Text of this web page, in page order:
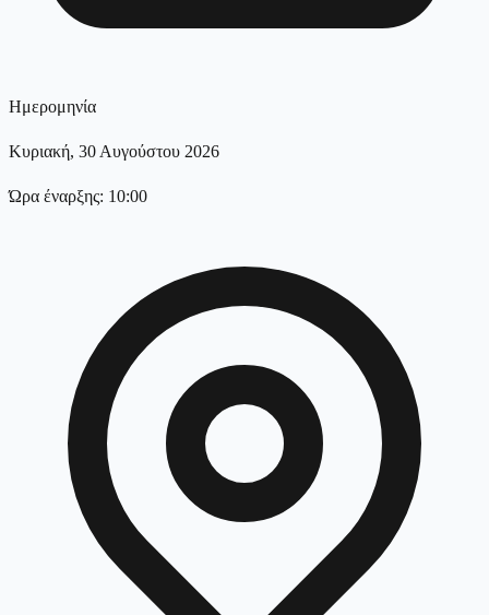
Ημερομηνία
Κυριακή, 30 Αυγούστου 2026
Ώρα έναρξης: 10:00